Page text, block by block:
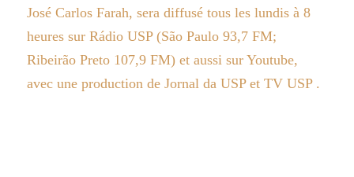
José Carlos Farah, sera diffusé tous les lundis à 8
heures sur Rádio USP (São Paulo 93,7 FM;
Ribeirão Preto 107,9 FM) et aussi sur Youtube,
avec une production de Jornal da USP et TV USP .